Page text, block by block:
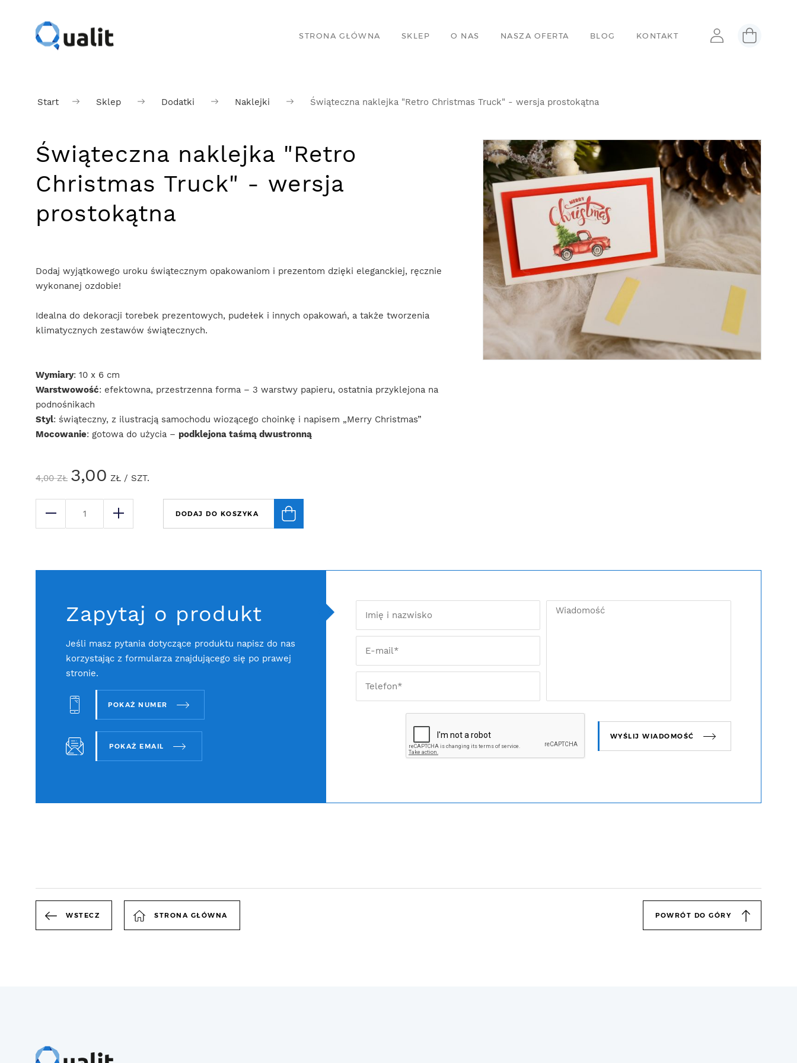
STRONA GŁÓWNA SKLEP O NAS NASZA OFERTA BLOG KONTAKT
Start Sklep Dodatki Naklejki Świąteczna naklejka "Retro Christmas Truck" - wersja prostokątna
Świąteczna naklejka "Retro
Christmas Truck" - wersja
prostokątna
Dodaj wyjątkowego uroku świątecznym opakowaniom i prezentom dzięki eleganckiej, ręcznie
wykonanej ozdobie!
Idealna do dekoracji torebek prezentowych, pudełek i innych opakowań, a także tworzenia
klimatycznych zestawów świątecznych.
Wymiary: 10 x 6 cm
Warstwowość: efektowna, przestrzenna forma – 3 warstwy papieru, ostatnia przyklejona na
podnośnikach
Styl: świąteczny, z ilustracją samochodu wiozącego choinkę i napisem „Merry Christmas”
Mocowanie: gotowa do użycia – podklejona taśmą dwustronną
4,00ZŁ 3,00 ZŁ / SZT.
DODAJ DO KOSZYKA
Zapytaj o produkt
Jeśli masz pytania dotyczące produktu napisz do nas
korzystając z formularza znajdującego się po prawej
stronie.
POKAŻ NUMER
POKAŻ EMAIL
WYŚLIJ WIADOMOŚĆ
WSTECZ STRONA GŁÓWNA POWRÓT DO GÓRY